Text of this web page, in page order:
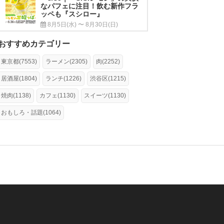
なパフェに注目！飲む新作フラ
ッペも『スシロー』
8月5日(水) 〜 8月30日(日)
すすめカテゴリー
東京都(7553) ラーメン(2305) 肉(2252)
居酒屋(1804) ランチ(1226) 渋谷区(1215)
焼肉(1138) カフェ(1130) スイーツ(1130)
おもしろ・話題(1064)